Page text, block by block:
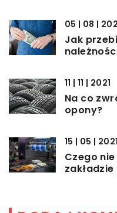
05 | 08 |
Jak
11 | 11 | 2021
Na co
opony?
15 | 05 | 2021
Czego